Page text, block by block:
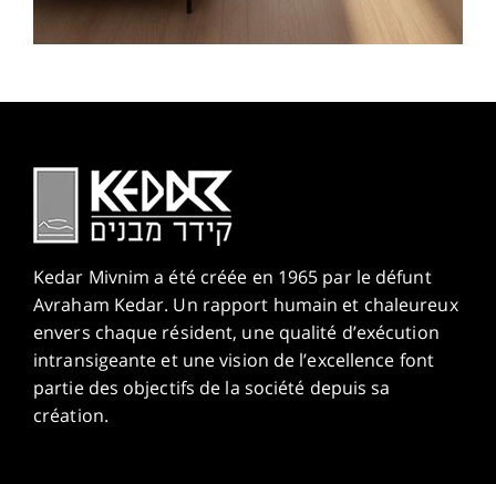
Kedar Mivnim a été créée en 1965 par le défunt
Avraham Kedar. Un rapport humain et chaleureux
envers chaque résident, une qualité d’exécution
intransigeante et une vision de l’excellence font
partie des objectifs de la société depuis sa
création.